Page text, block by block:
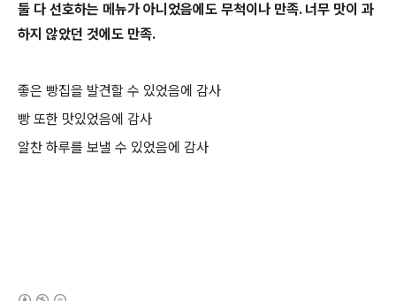
둘 다 선호하는 메뉴가 아니었음에도 무척이나 만족. 너무 맛이 과
하지 않았던 것에도 만족.
좋은 빵집을 발견할 수 있었음에 감사
빵 또한 맛있었음에 감사
알찬 하루를 보낼 수 있었음에 감사